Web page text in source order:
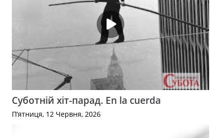
Суботній хіт-парад. En la cuerda
П’ятниця, 12 Червня, 2026